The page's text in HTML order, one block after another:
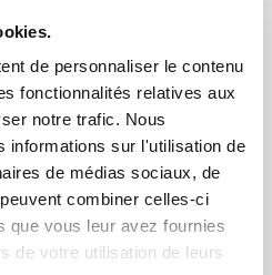
de personnaliser le contenu
fonctionnalités relatives aux
notre trafic. Nous
informations sur l'utilisation de
de médias sociaux, de
combiner celles-ci
que vous leur avez fournies
de votre utilisation de leurs